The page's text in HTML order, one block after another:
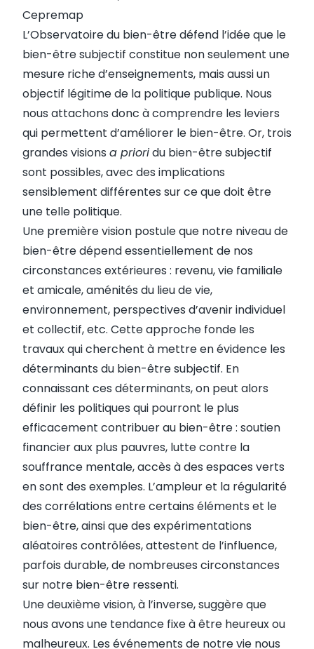
Cepremap
L’Observatoire du bien-être défend l’idée que le
bien-être subjectif constitue non seulement une
mesure riche d’enseignements, mais aussi un
objectif légitime de la politique publique. Nous
nous attachons donc à comprendre les leviers
qui permettent d’améliorer le bien-être. Or, trois
grandes visions a prioridu bien-être subjectif
sont possibles, avec des implications
sensiblement différentes sur ce que doit être
une telle politique.
Une première vision postule que notre niveau de
bien-être dépend essentiellement de nos
circonstances extérieures : revenu, vie familiale
et amicale, aménités du lieu de vie,
environnement, perspectives d’avenir individuel
et collectif, etc. Cette approche fonde les
travaux qui cherchent à mettre en évidence les
déterminants du bien-être subjectif. En
connaissant ces déterminants, on peut alors
définir les politiques qui pourront le plus
efficacement contribuer au bien-être : soutien
financier aux plus pauvres, lutte contre la
souffrance mentale, accès à des espaces verts
en sont des exemples. L’ampleur et la régularité
des corrélations entre certains éléments et le
bien-être, ainsi que des expérimentations
aléatoires contrôlées, attestent de l’influence,
parfois durable, de nombreuses circonstances
sur notre bien-être ressenti.
Une deuxième vision, à l’inverse, suggère que
nous avons une tendance fixe à être heureux ou
malheureux. Les événements de notre vie nous